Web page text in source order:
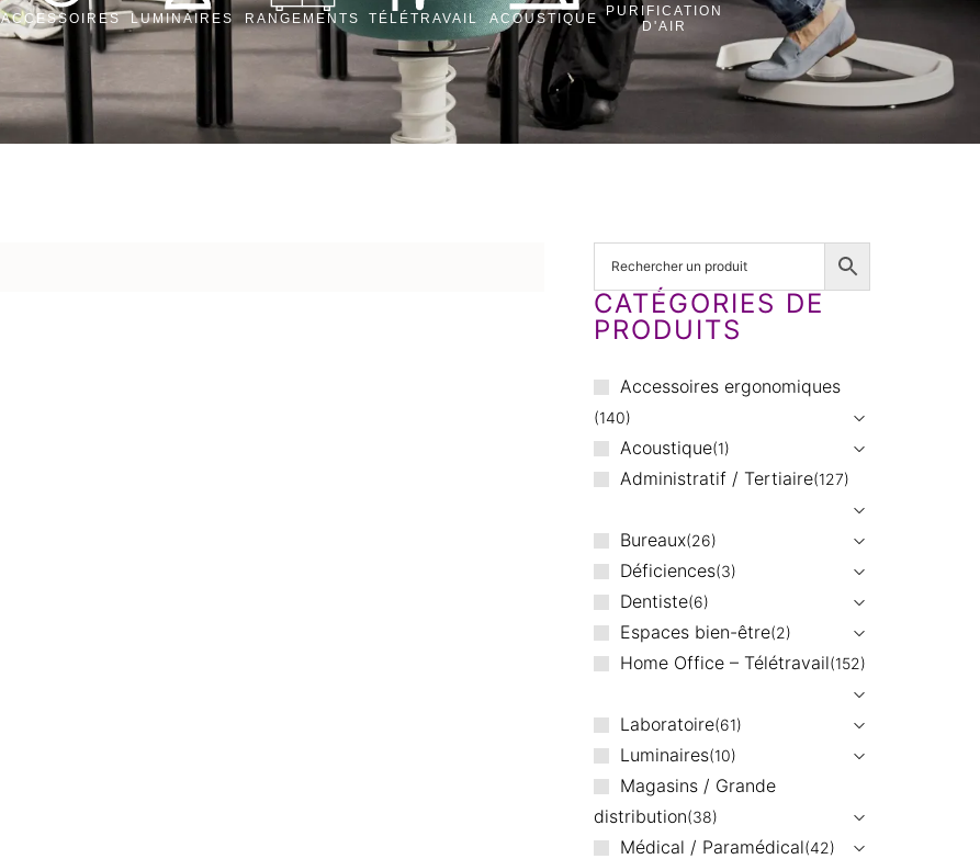
ACCESSOIRES LUMINAIRES RANGEMENTS TÉLÉTRAVAIL ACOUSTIQUE PURIFICATION
D'AIR
CATÉGORIES DE
PRODUITS
Accessoires ergonomiques
140
Acoustique 1
Administratif / Tertiaire 127
Bureaux 26
Déficiences 3
Dentiste 6
Espaces bien-être 2
Home Office – Télétravail 152
Laboratoire 61
Luminaires 10
Magasins / Grande
distribution 38
Médical / Paramédical 42